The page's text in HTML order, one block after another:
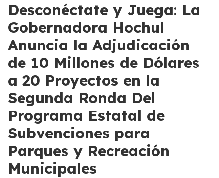
Desconéctate y Juega: La
Gobernadora Hochul
Anuncia la Adjudicación
de 10 Millones de Dólares
a 20 Proyectos en la
Segunda Ronda Del
Programa Estatal de
Subvenciones para
Parques y Recreación
Municipales